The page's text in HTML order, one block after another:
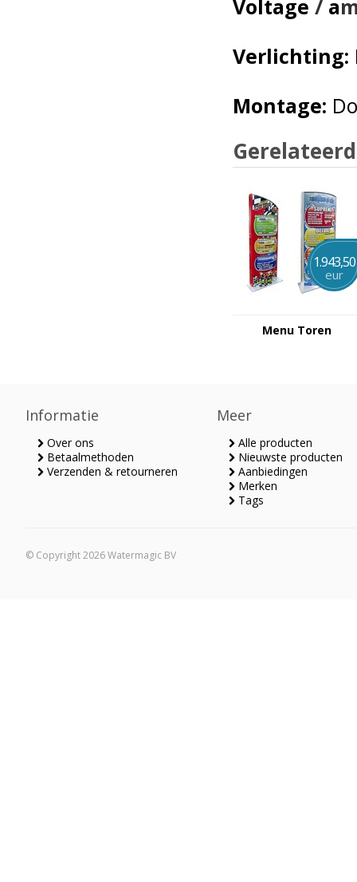
Voltage / a
Verlichting:
Montage:
1.943,50
eur
Menu Toren
Informatie
Over ons
Betaalmethoden
Verzenden & retourneren
Meer
Alle producten
Nieuwste producten
Aanbiedingen
Merken
Tags
© Copyright 2026 Watermagic BV